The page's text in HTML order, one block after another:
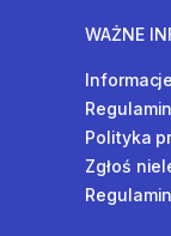
WAŻNE
Polityka
Zgłoś